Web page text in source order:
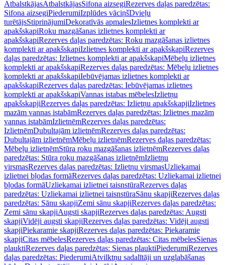
AtbalstkājasAtbalstkājasSifona aizsegiRezerves daļas paredzētas:
Sifona aizsegiPiederumiIzplūdes vāciņšDvieļu
turētājsStiprinājumiDekoratīvās apmalesIzlietnes komplekti ar
apakšskapiRoku mazgāšanas izlietnes komplekti ar
apakšskapiRezerves daļas paredzētas: Roku mazgāšanas izlietnes
komplekti ar apakšskapiIzlietnes komplekti ar apakšskapiRezerves
daļas paredzētas: Izlietnes komplekti ar apakšskapiMēbeļu izlietnes
komplekti ar apakšskapiRezerves daļas paredzētas: Mēbeļu izlietnes
komplekti ar apakšskapiIebūvējamas izlietnes komplekti ar
apakšskapiRezerves daļas paredzētas: Iebūvējamas izlietnes
komplekti ar apakšskapiVannas istabas mēbelesIzlietņu
apakšskapjiRezerves daļas paredzētas: Izlietņu apakšskapjiIzlietnes
mazām vannas istabāmRezerves daļas paredzētas: Izlietnes mazām
vannas istabāmIzlietnēmRezerves daļas paredzētas:
IzlietnēmDubultajām izlietnēmRezerves daļas paredzētas:
Dubultajām izlietnēmMēbeļu izlietnēmRezerves daļas paredzētas:
Mēbeļu izlietnēmStūra roku mazgāšanas izlietnēmRezerves daļas
paredzētas: Stūra roku mazgāšanas izlietnēmIzlietņu
virsmasRezerves daļas paredzētas: Izlietņu virsmasUzliekamai
izlietnei bļodas formāRezerves daļas paredzētas: Uzliekamai izlietnei
bļodas formāUzliekamai izlietnei taisnstūraRezerves daļas
paredzētas: Uzliekamai izlietnei taisnstūraSānu skapjiRezerves daļas
paredzētas: Sānu skapjiZemi sānu skapjiRezerves daļas paredzētas:
Zemi sānu skapjiAugsti skapjiRezerves daļas paredzētas: Augsti
skapjiVidēji augsti skapjiRezerves daļas paredzētas: Vidēji augsti
skapjiPiekaramie skapjiRezerves daļas paredzētas: Piekaramie
skapjiCitas mēbelesRezerves daļas paredzētas: Citas mēbelesSienas
plauktiRezerves daļas paredzētas: Sienas plauktiPiederumiRezerves
daļas paredzētas: PiederumiAtvilktņu sadalītāji un uzglabāšanas